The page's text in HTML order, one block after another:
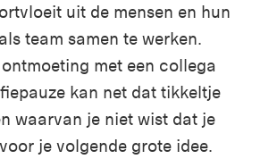
uit de mensen en hun
team samen te werken.
met een collega
kan net dat tikkeltje
waarvan je niet wist dat je
je volgende grote idee.